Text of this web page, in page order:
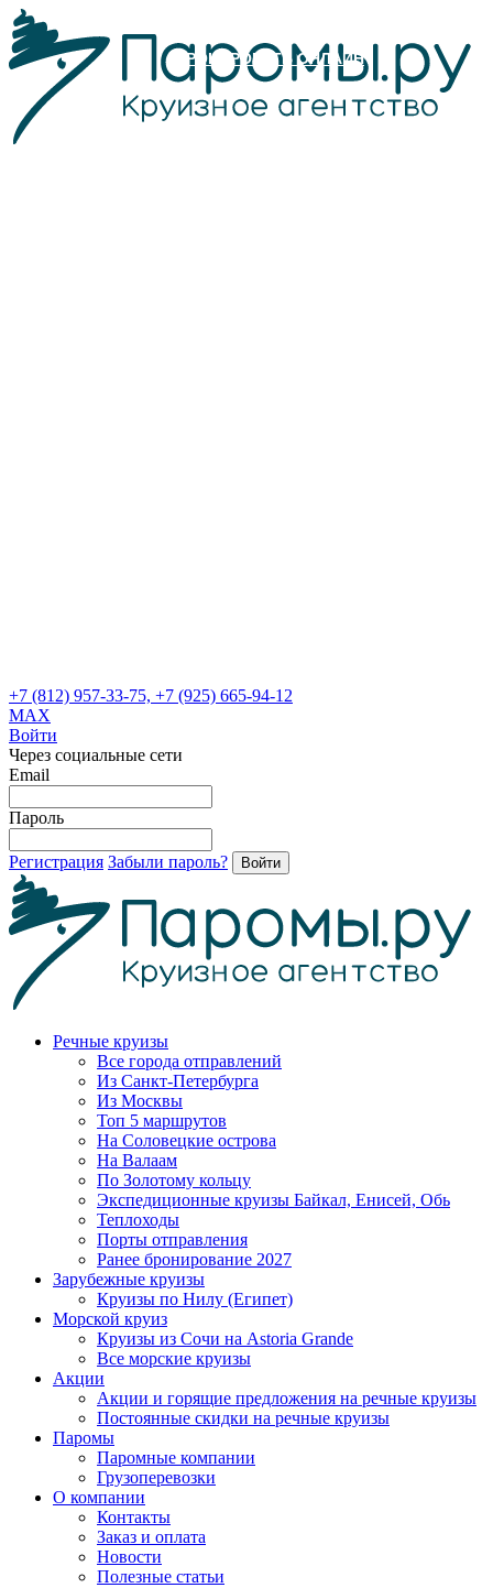
+7 (812) 957-33-75, +7 (925) 665-94-12
MAX
Войти
Через социальные сети
Email
Пароль
Регистрация Забыли пароль? Войти
Речные круизы
Все города отправлений
Из Санкт-Петербурга
Из Москвы
Топ 5 маршрутов
На Соловецкие острова
На Валаам
По Золотому кольцу
Экспедиционные круизы Байкал, Енисей, Обь
Теплоходы
Порты отправления
Ранее бронирование 2027
Зарубежные круизы
Круизы по Нилу (Египет)
Морской круиз
Круизы из Сочи на Astoria Grande
Все морские круизы
Акции
Акции и горящие предложения на речные круизы
Постоянные скидки на речные круизы
Паромы
Паромные компании
Грузоперевозки
О компании
Контакты
Заказ и оплата
Новости
Полезные статьи
БРОНИРОВАТЬ ОНЛАЙН